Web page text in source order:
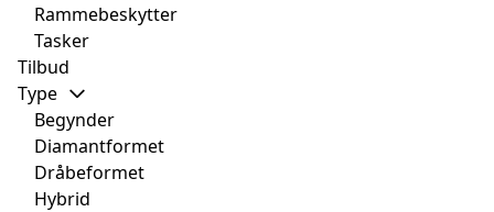
Rammebeskytter
Tasker
Tilbud
Type
Begynder
Diamantformet
Dråbeformet
Hybrid